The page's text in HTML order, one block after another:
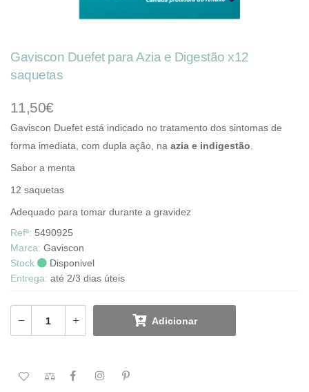
Gaviscon Duefet para Azia e Digestão x12
saquetas
11,50€
Gaviscon Duefet está indicado no tratamento dos sintomas de
forma imediata, com dupla ação, na azia e indigestão
Sabor a menta
12 saquetas
Adequado para tomar durante a gravidez
Refª: 5490925
Marca: Gaviscon
Stock
Disponivel
Entrega: até 2/3 dias úteis
Adicionar